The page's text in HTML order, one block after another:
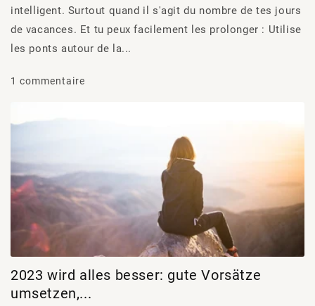
intelligent. Surtout quand il s'agit du nombre de tes jours
de vacances. Et tu peux facilement les prolonger : Utilise
les ponts autour de la...
1 commentaire
2023 wird alles besser: gute Vorsätze
umsetzen,...